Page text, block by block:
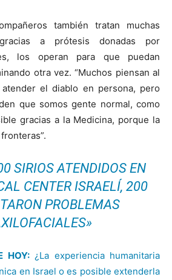
también tratan muchas
a prótesis donadas por
los operan para que puedan
otra vez. “Muchos piensan al
el diablo en persona, pero
que somos gente normal, como
gracias a la Medicina, porque la
SIRIOS ATENDIDOS EN
CENTER ISRAELÍ, 200
PROBLEMAS
HOY:¿La experiencia humanitaria
en Israel o es posible extenderla